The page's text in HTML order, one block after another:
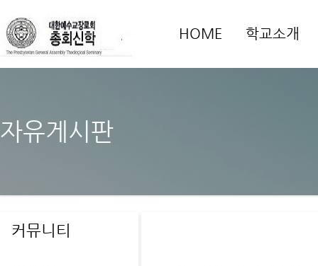
HOME 학교소개
자유게시판
커뮤니티